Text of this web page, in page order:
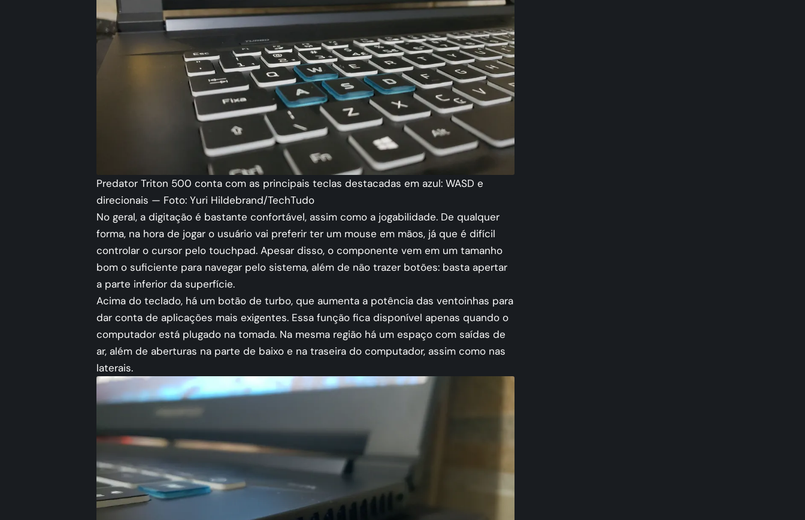
Predator Triton 500 conta com as principais teclas destacadas em azul: WASD e
direcionais — Foto: Yuri Hildebrand/TechTudo
No geral, a digitação é bastante confortável, assim como a jogabilidade. De qualquer
forma, na hora de jogar o usuário vai preferir ter um mouse em mãos, já que é difícil
controlar o cursor pelo touchpad. Apesar disso, o componente vem em um tamanho
bom o suficiente para navegar pelo sistema, além de não trazer botões: basta apertar
a parte inferior da superfície.
Acima do teclado, há um botão de turbo, que aumenta a potência das ventoinhas para
dar conta de aplicações mais exigentes. Essa função fica disponível apenas quando o
computador está plugado na tomada. Na mesma região há um espaço com saídas de
ar, além de aberturas na parte de baixo e na traseira do computador, assim como nas
laterais.